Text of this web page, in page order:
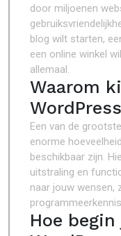
door miljoenen
blog wilt starten,
een online winkel
allemaal.
Waarom
Een van de
enorme
beschikbaar zijn.
uitstraling en
naar jouw wensen,
Hoe